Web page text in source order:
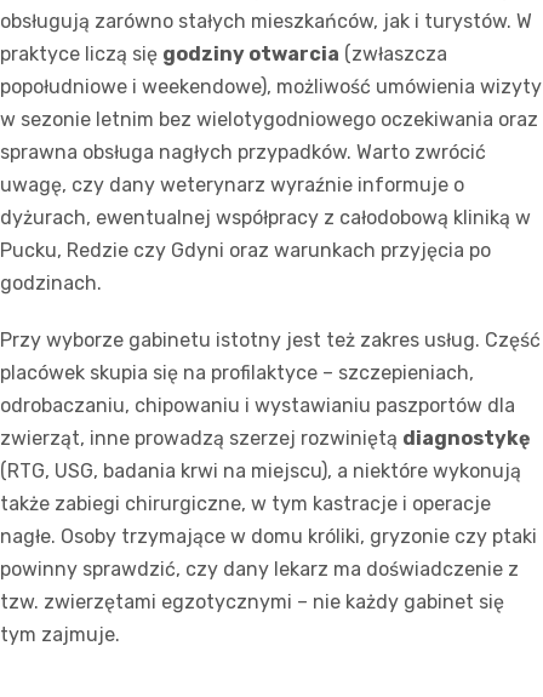
obsługują zarówno stałych mieszkańców, jak i turystów. W
praktyce liczą się godziny otwarcia (zwłaszcza
popołudniowe i weekendowe), możliwość umówienia wizyty
w sezonie letnim bez wielotygodniowego oczekiwania oraz
sprawna obsługa nagłych przypadków. Warto zwrócić
uwagę, czy dany weterynarz wyraźnie informuje o
dyżurach, ewentualnej współpracy z całodobową kliniką w
Pucku, Redzie czy Gdyni oraz warunkach przyjęcia po
godzinach.
Przy wyborze gabinetu istotny jest też zakres usług. Część
placówek skupia się na profilaktyce – szczepieniach,
odrobaczaniu, chipowaniu i wystawianiu paszportów dla
zwierząt, inne prowadzą szerzej rozwiniętą diagnostykę
(RTG, USG, badania krwi na miejscu), a niektóre wykonują
także zabiegi chirurgiczne, w tym kastracje i operacje
nagłe. Osoby trzymające w domu króliki, gryzonie czy ptaki
powinny sprawdzić, czy dany lekarz ma doświadczenie z
tzw. zwierzętami egzotycznymi – nie każdy gabinet się
tym zajmuje.